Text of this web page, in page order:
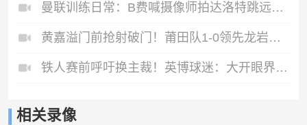
曼联训练日常：B费喊摄像师拍达洛特跳远，达洛特一跃跨出三米
黄嘉溢门前抢射破门！莆田队1-0领先龙岩队了！
铁人赛前呼吁换主裁！英博球迷：大开眼界，你们是真狠😂
相关录像